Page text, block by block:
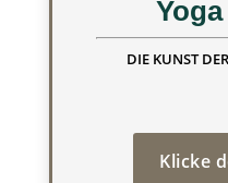
DIE KUNST
Klicke